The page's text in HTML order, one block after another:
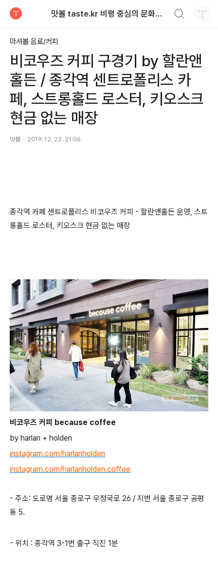
맛볼 taste.kr 비평 중심의 문화적 기호 · 맛 · 향기 리뷰
마셔볼 음료/커피
비코우즈 커피 구경기 by 할란앤
홀든 / 종각역 센트로폴리스 카
페, 스트롱홀드 로스터, 키오스크
현금 없는 매장
맛볼 2019. 12. 22. 21:06
종각역 카페 센트로폴리스 비코우즈 커피 - 할란앤홀든 운영, 스트
롱홀드 로스터, 키오스크 현금 없는 매장
비코우즈 커피 because coffee
by harlan + holden
instagram.com/harlanholden
instagram.com/harlanholden.coffee
- 주소: 도로명 서울 종로구 우정국로 26 / 지번 서울 종로구 공평
동 5.
- 위치 : 종각역 3-1번 출구 직진 1분